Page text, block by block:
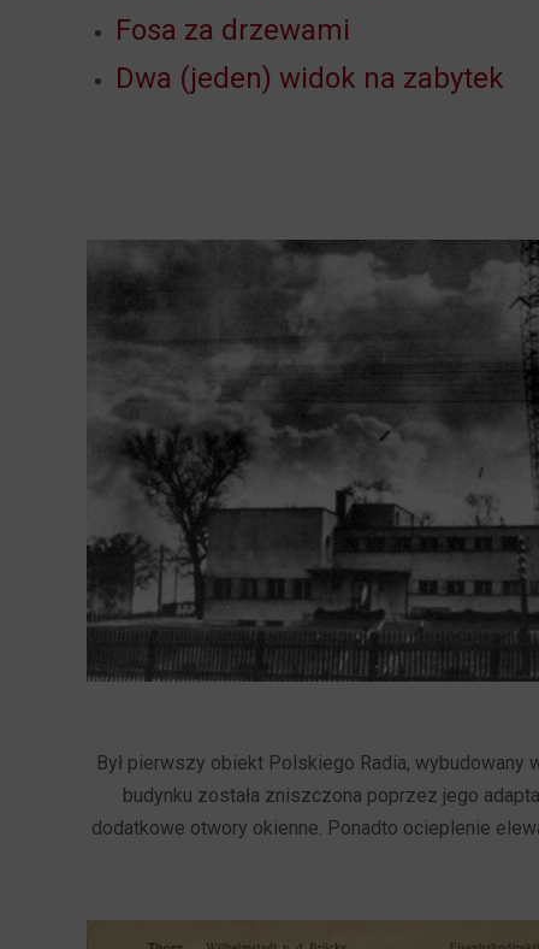
Fosa za drzewami
Dwa (jeden) widok na zabytek
Był pierwszy obiekt Polskiego Radia, wybudowany
budynku została zniszczona poprzez jego
dodatkowe otwory okienne. Ponadto ocieplenie